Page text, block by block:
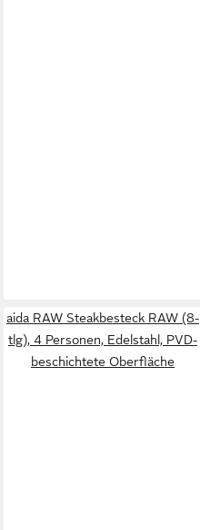
aida RAW Steakbesteck RAW (8-
tlg), 4 Personen, Edelstahl, PVD-
beschichtete Oberfläche